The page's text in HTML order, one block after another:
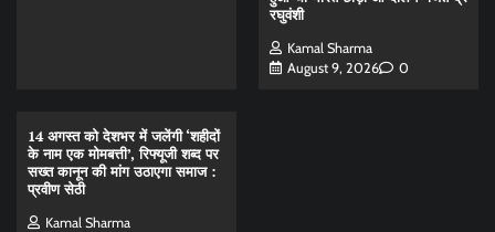
रघुवंशी
Kamal Sharma
August 9, 2026
0
14 अगस्त को देशभर में जलेंगी ‘शहीदों
के नाम एक मोमबत्ती’, रिफ्यूजी शब्द पर
सख्त कानून की मांग उठाएगा समाज :
प्रवीण सेठी
Kamal Sharma